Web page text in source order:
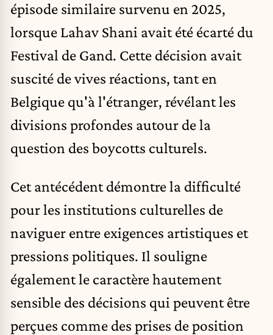
épisode similaire survenu en 2025,
lorsque Lahav Shani avait été écarté du
Festival de Gand. Cette décision avait
suscité de vives réactions, tant en
Belgique qu'à l'étranger, révélant les
divisions profondes autour de la
question des boycotts culturels.
Cet antécédent démontre la difficulté
pour les institutions culturelles de
naviguer entre exigences artistiques et
pressions politiques. Il souligne
également le caractère hautement
sensible des décisions qui peuvent être
perçues comme des prises de position